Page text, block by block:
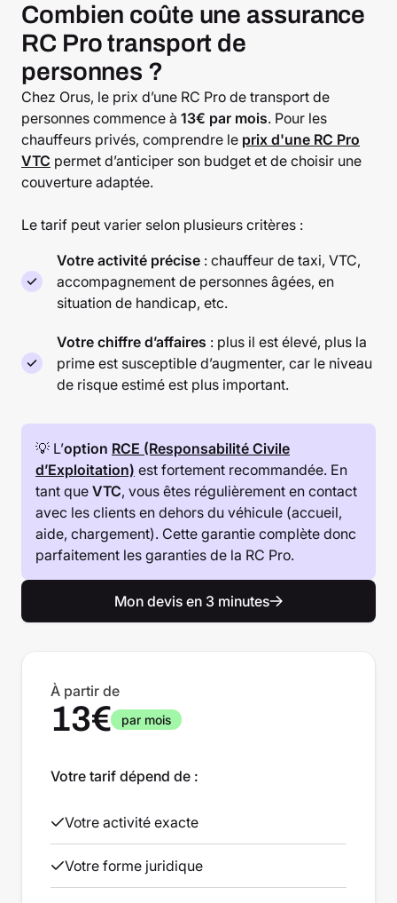
Combien coûte une assurance
RC Pro transport de
personnes ?
Chez Orus, le prix d’une RC Pro de transport de
personnes commence à 13€ par mois. Pour les
chauffeurs privés, comprendre le prix d'une RC Pro
VTC permet d’anticiper son budget et de choisir une
couverture adaptée.
Le tarif peut varier selon plusieurs critères :
Votre activité précise : chauffeur de taxi, VTC,
accompagnement de personnes âgées, en
situation de handicap, etc.
Votre chiffre d’affaires : plus il est élevé, plus la
prime est susceptible d’augmenter, car le niveau
de risque estimé est plus important.
💡 L’option RCE (Responsabilité Civile
d’Exploitation) est fortement recommandée. En
tant que VTC, vous êtes régulièrement en contact
avec les clients en dehors du véhicule (accueil,
aide, chargement). Cette garantie complète donc
parfaitement les garanties de la RC Pro.
Mon devis en 3 minutes
À partir de
13€ par mois
Votre tarif dépend de :
Votre activité exacte
Votre forme juridique